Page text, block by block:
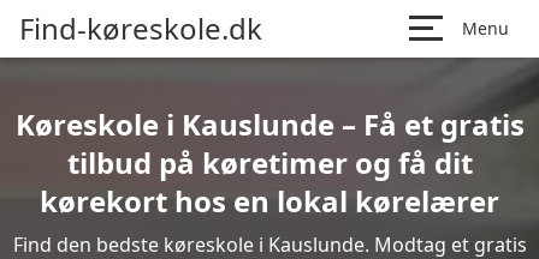
Find-køreskole.dk Menu
Køreskole i Kauslunde – Få et gratis
tilbud på køretimer og få dit
kørekort hos en lokal kørelærer
Find den bedste køreskole i Kauslunde. Modtag et gratis